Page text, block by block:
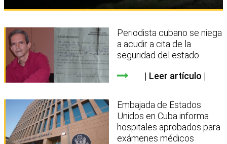
Periodista cubano se niega
a acudir a cita de la
seguridad del estado
Leer artículo
Embajada de Estados
Unidos en Cuba informa
hospitales aprobados para
exámenes médicos